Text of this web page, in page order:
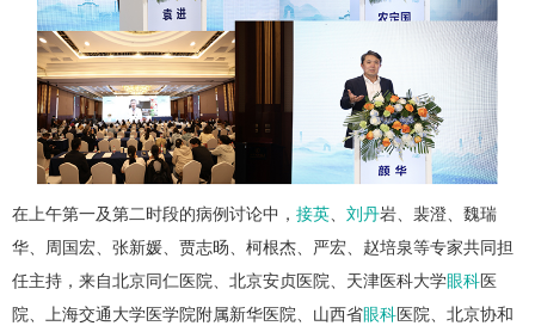
在上午第一及第二时段的病例讨论中， 接英 刘丹岩、裴澄、魏瑞
华、周国宏、张新媛、贾志旸、柯根杰、严宏、赵培泉等专家共同担
任主持，来自北京同仁医院、北京安贞医院、天津医科大学眼科医
院、上海交通大学医学院附属新华医院、山西省眼科医院、北京协和